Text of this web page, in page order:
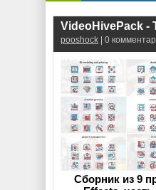
pooshock | 0
Сборник из 9